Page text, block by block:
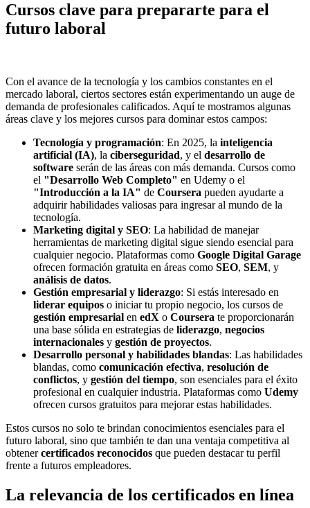
Cursos clave para prepararte para el
futuro laboral
Con el avance de la tecnología y los cambios constantes en el
mercado laboral, ciertos sectores están experimentando un auge de
demanda de profesionales calificados. Aquí te mostramos algunas
áreas clave y los mejores cursos para dominar estos campos:
Tecnología y programación: En 2025, la inteligencia
artificial (IA), la ciberseguridad, y el desarrollo de
software serán de las áreas con más demanda. Cursos como
el "Desarrollo Web Completo" en Udemy o el
"Introducción a la IA" de Coursera pueden ayudarte a
adquirir habilidades valiosas para ingresar al mundo de la
tecnología.
Marketing digital y SEO: La habilidad de manejar
herramientas de marketing digital sigue siendo esencial para
cualquier negocio. Plataformas como Google Digital Garage
ofrecen formación gratuita en áreas como SEO, SEM, y
análisis de datos.
Gestión empresarial y liderazgo: Si estás interesado en
liderar equipos o iniciar tu propio negocio, los cursos de
gestión empresarial en edX o Coursera te proporcionarán
una base sólida en estrategias de liderazgo, negocios
internacionales y gestión de proyectos.
Desarrollo personal y habilidades blandas: Las habilidades
blandas, como comunicación efectiva, resolución de
conflictos, y gestión del tiempo, son esenciales para el éxito
profesional en cualquier industria. Plataformas como Udemy
ofrecen cursos gratuitos para mejorar estas habilidades.
Estos cursos no solo te brindan conocimientos esenciales para el
futuro laboral, sino que también te dan una ventaja competitiva al
obtenercertificados reconocidos que pueden destacar tu perfil
frente a futuros empleadores.
La relevancia de los certificados en línea